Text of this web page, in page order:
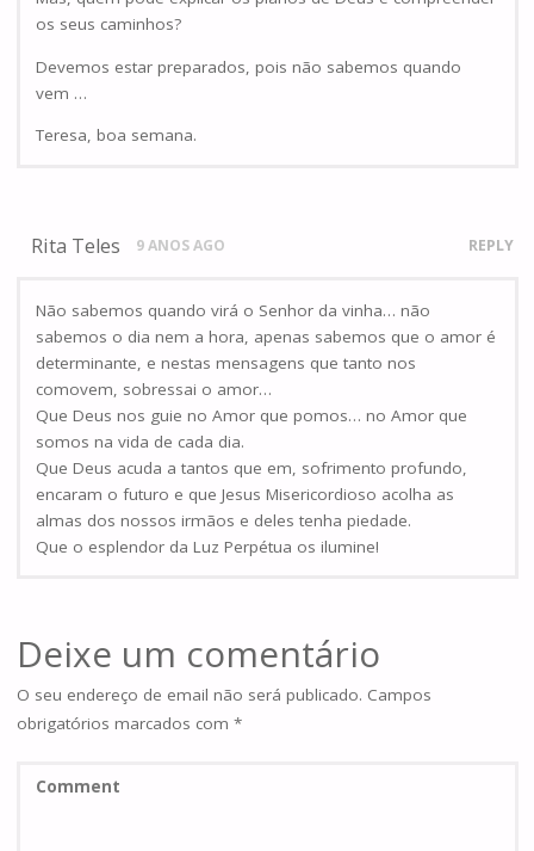
os seus caminhos?
Devemos estar preparados, pois não sabemos quando
vem …
Teresa, boa semana.
Rita Teles 9 ANOS AGO REPLY
Não sabemos quando virá o Senhor da vinha… não
sabemos o dia nem a hora, apenas sabemos que o amor é
determinante, e nestas mensagens que tanto nos
comovem, sobressai o amor…
Que Deus nos guie no Amor que pomos… no Amor que
somos na vida de cada dia.
Que Deus acuda a tantos que em, sofrimento profundo,
encaram o futuro e que Jesus Misericordioso acolha as
almas dos nossos irmãos e deles tenha piedade.
Que o esplendor da Luz Perpétua os ilumine!
Deixe um comentário
O seu endereço de email não será publicado. Campos
obrigatórios marcados com *